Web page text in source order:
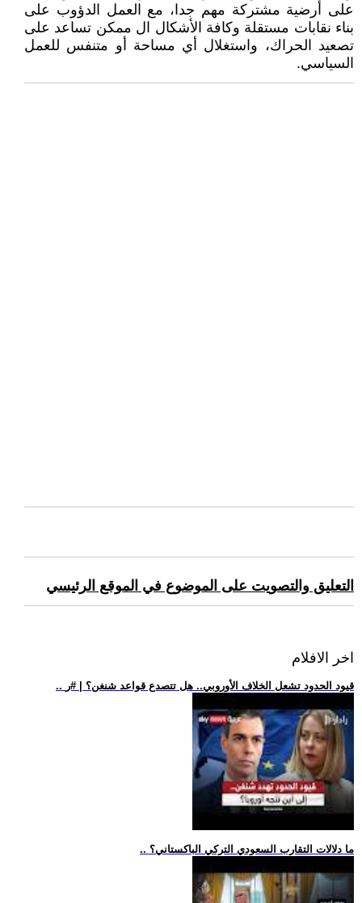
على أرضية مشتركة مهم جدا، مع العمل الدؤوب على
بناء نقابات مستقلة وكافة الأشكال ال ممكن تساعد على
تصعيد الحراك، واستغلال أي مساحة أو متنفس للعمل
السياسي.
التعليق والتصويت على الموضوع في الموقع الرئيسي
اخر الافلام
.. قيود الحدود تشعل الخلاف الأوروبي.. هل تتصدع قواعد شنغن؟ | #ر
.. ما دلالات التقارب السعودي التركي الباكستاني؟